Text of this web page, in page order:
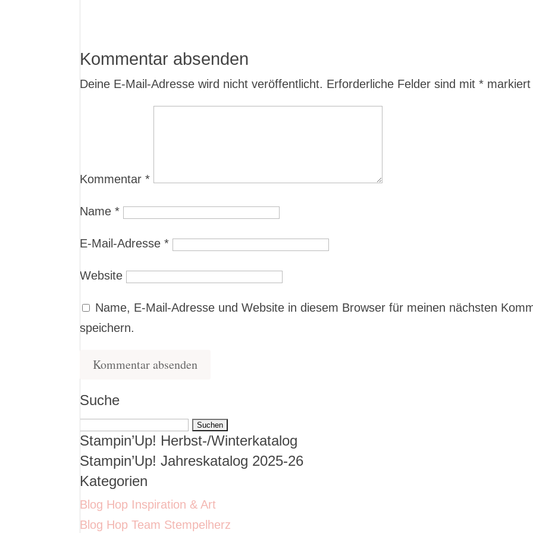
Kommentar absenden
Deine E-Mail-Adresse wird nicht veröffentlicht. Erforderliche Felder sind mit* markiert
Kommentar*
Name*
E-Mail-Adresse*
Website
Name, E-Mail-Adresse und Website in diesem Browser für meinen nächsten
speichern.
Suche
Suchen
nach:
Stampin’Up! Herbst-/Winterkatalog
Stampin’Up! Jahreskatalog 2025-26
Kategorien
Blog Hop Inspiration & Art
Blog Hop Team Stempelherz